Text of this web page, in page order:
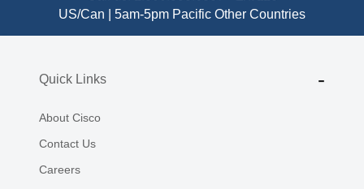
US/Can | 5am-5pm Pacific Other Countries